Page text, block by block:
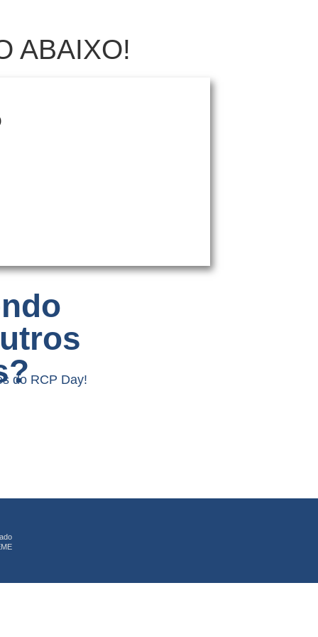
ABAIXO!
do RCP Day!